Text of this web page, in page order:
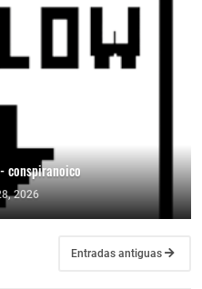
conspiranoico
2026
Entradas antiguas